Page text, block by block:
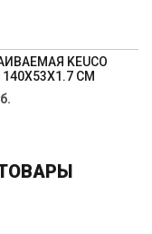
KEUCO
140Х53Х1.7 СМ